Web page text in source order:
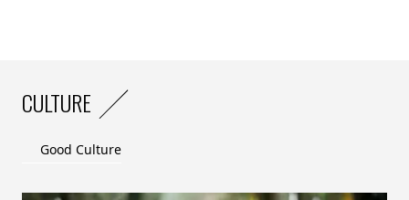
CULTURE
Good Culture